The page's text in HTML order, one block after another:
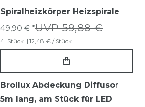
Spiralheizkörper Heizspirale
UVP 59,88 €
49,90 € *
4 Stück | 12,48 € / Stück
Brollux Abdeckung Diffusor
5m lang, am Stück für LED